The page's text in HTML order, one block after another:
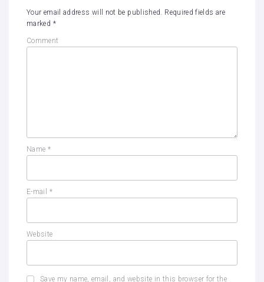
Your email address will not be published. Required fields are
marked *
Comment
Name *
E-mail *
Website
Save my name, email, and website in this browser for the